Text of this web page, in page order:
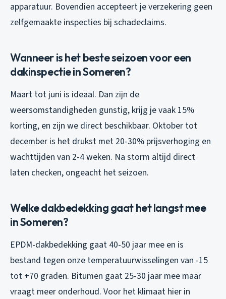
apparatuur. Bovendien accepteert je verzekering geen
zelfgemaakte inspecties bij schadeclaims.
Wanneer is het beste seizoen voor een
dakinspectie in Someren?
Maart tot juni is ideaal. Dan zijn de
weersomstandigheden gunstig, krijg je vaak 15%
korting, en zijn we direct beschikbaar. Oktober tot
december is het drukst met 20-30% prijsverhoging en
wachttijden van 2-4 weken. Na storm altijd direct
laten checken, ongeacht het seizoen.
Welke dakbedekking gaat het langst mee
in Someren?
EPDM-dakbedekking gaat 40-50 jaar mee en is
bestand tegen onze temperatuurwisselingen van -15
tot +70 graden. Bitumen gaat 25-30 jaar mee maar
vraagt meer onderhoud. Voor het klimaat hier in